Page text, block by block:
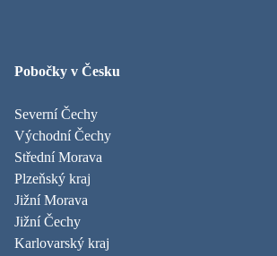
Pobočky v Česku
Severní Čechy
Východní Čechy
Střední Morava
Plzeňský kraj
Jižní Morava
Jižní Čechy
Karlovarský kraj